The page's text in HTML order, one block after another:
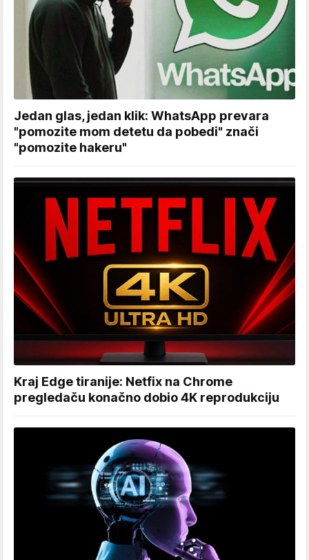
Jedan glas, jedan klik: WhatsApp prevara
"pomozite mom detetu da pobedi" znači
"pomozite hakeru"
Kraj Edge tiranije: Netfix na Chrome
pregledaču konačno dobio 4K reprodukciju